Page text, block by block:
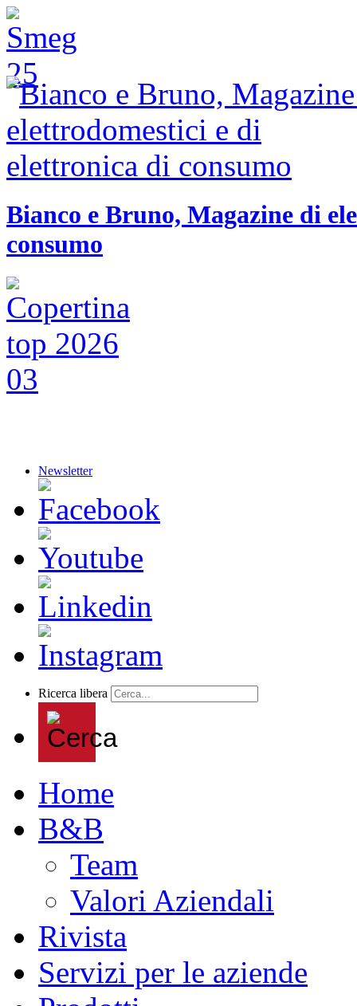
Bianco e Bruno, Magazine di
consumo
Newsletter
Ricerca libera
Home
B&B
Team
Valori Aziendali
Rivista
Servizi per le aziende